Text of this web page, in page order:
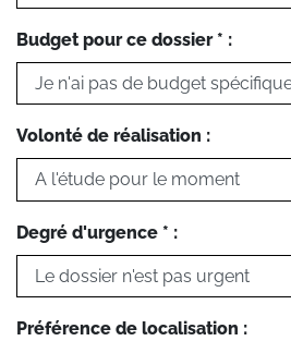
Budget pour ce dossier * :
Volonté de réalisation :
Degré d'urgence * :
Préférence de localisation :